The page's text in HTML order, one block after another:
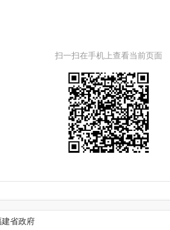
扫一扫在手机上查看当前页面
建省政府